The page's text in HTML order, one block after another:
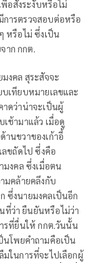
อสั่งระงับหรือไม่
ารตรวจสอบต่อหรือ
หรือไม่ ซึ่งเป็น
าก กกต.
งคล สุระสัจจะ
เทียบหมายเลขและ
ดว่าน่าจะเป็นผู้
ช้ามาแล้ว เมื่อดู
านขวาของเก้าอี้
ลขถัดไป ซึ่งคือ
มงคล ซึ่งเมื่อตน
มคล้ายคลึงกับ
ซึ่งนายมงคลเป็นอีก
ว่า ยืนยันหรือไม่ว่า
รที่ยื่นให้ กกต.วันนั้น
นโพยคำถามคือเป็น
ในการที่จะไปเลือกผู้